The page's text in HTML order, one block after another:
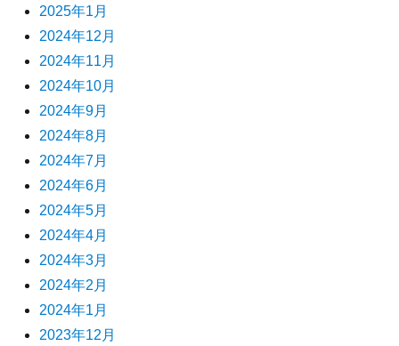
2025年1月
2024年12月
2024年11月
2024年10月
2024年9月
2024年8月
2024年7月
2024年6月
2024年5月
2024年4月
2024年3月
2024年2月
2024年1月
2023年12月